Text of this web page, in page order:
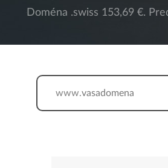
Doména .swiss 153,69 €.
www.